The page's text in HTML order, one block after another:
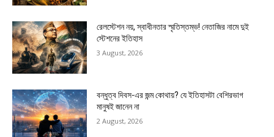
রেলস্টেশন নয়, স্বাধীনতার স্মৃতিস্তম্ভ! নেতাজির নামে দুই
স্টেশনের ইতিহাস
3 August, 2026
বন্ধুত্ব দিবস-এর জন্ম কোথায়? যে ইতিহাসটা বেশিরভাগ
মানুষই জানেন না
2 August, 2026